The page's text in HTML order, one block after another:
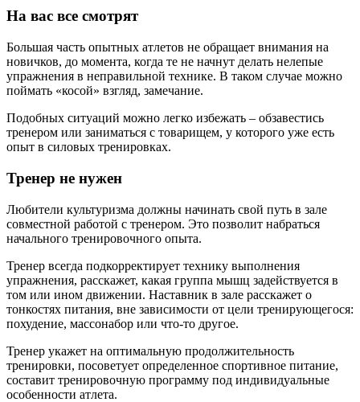
На вас все смотрят
Большая часть опытных атлетов не обращает внимания на
новичков, до момента, когда те не начнут делать нелепые
упражнения в неправильной технике. В таком случае можно
поймать «косой» взгляд, замечание.
Подобных ситуаций можно легко избежать – обзавестись
тренером или заниматься с товарищем, у которого уже есть
опыт в силовых тренировках.
Тренер не нужен
Любители культуризма должны начинать свой путь в зале
совместной работой с тренером. Это позволит набраться
начального тренировочного опыта.
Тренер всегда подкорректирует технику выполнения
упражнения, расскажет, какая группа мышц задействуется в
том или ином движении. Наставник в зале расскажет о
тонкостях питания, вне зависимости от цели тренирующегося:
похудение, массонабор или что-то другое.
Тренер укажет на оптимальную продолжительность
тренировки, посоветует определенное спортивное питание,
составит тренировочную программу под индивидуальные
особенности атлета.